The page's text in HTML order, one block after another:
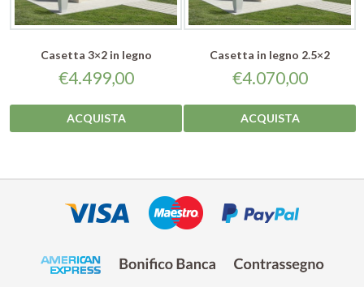
Casetta 3×2 in legno
€4.499,00
ACQUISTA
Casetta in legno 2.5×2
€4.070,00
ACQUISTA